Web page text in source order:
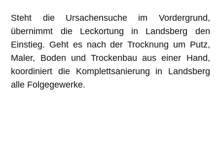
Steht die Ursachensuche im Vordergrund,
übernimmt dieLeckortung in Landsberg den
Einstieg. Geht es nach der Trocknung um Putz,
Maler, Boden und Trockenbau aus einer Hand,
koordiniert dieKomplettsanierung in Landsberg
alle Folgegewerke.